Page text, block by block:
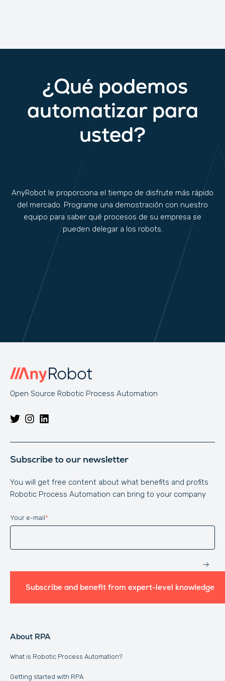
¿Qué podemos
automatizar para
usted?
AnyRobot le proporciona el tiempo de disfrute más rápido
del mercado. Programe una demostración con nuestro
equipo para saber qué procesos de su empresa se
pueden delegar a los robots.
Open Source Robotic Process Automation
Subscribe to our newsletter
You will get free content about what benefits and profits
Robotic Process Automation can bring to your company
Website
Your e-mail*
Subscribe and benefit from expert-level knowledge
About RPA
What is Robotic Process Automation?
Getting started with RPA